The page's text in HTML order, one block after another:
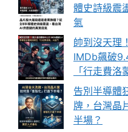
體史詩級震
氣
帥到沒天理
IMDb飆破
「行走費洛
告別半導體
牌，台灣晶
半場？